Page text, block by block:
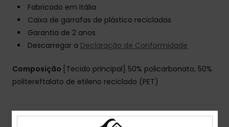
Fabricado em Itália
Caixa de garrafas de plástico recicladas
Garantia de 2 anos
Descarregar a Declaração de Conformidade
Composição [Tecido principal] 50% policarbonato, 50%
politereftalato de etileno reciclado (PET)
Envio& Devoluciones